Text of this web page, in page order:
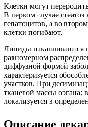
Клетки могут
В первом случае
гепатоцитов, а во
клетки погибают.
Липиды накапливаются
равномерном
диффузной формой
характеризуется
участков. При
тканевой массы органа;
локализуется в
Описание